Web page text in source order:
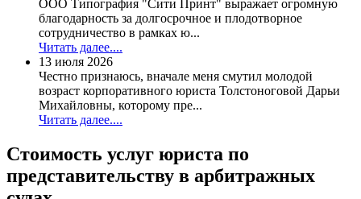
ООО Типография "Сити Принт" выражает огромную
благодарность за долгосрочное и плодотворное
сотрудничество в рамках ю...
Читать далее....
13 июля 2026
Честно признаюсь, вначале меня смутил молодой
возраст корпоративного юриста Толстоноговой Дарьи
Михайловны, которому пре...
Читать далее....
Стоимость услуг юриста по
представительству в арбитражных